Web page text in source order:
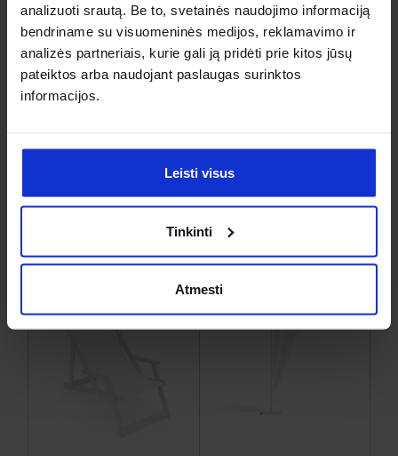
analizuoti srautą. Be to, svetainės naudojimo informaciją
bendriname su visuomeninės medijos, reklamavimo ir
analizės partneriais, kurie gali ją pridėti prie kitos jūsų
pateiktos arba naudojant paslaugas surinktos
informacijos.
Leisti visus
Tinkinti
Atmesti
Lipnios spausdintos
juostos
Lipnūs lapeliai
Mesh reklaminiai tentai Pakavimo popierius